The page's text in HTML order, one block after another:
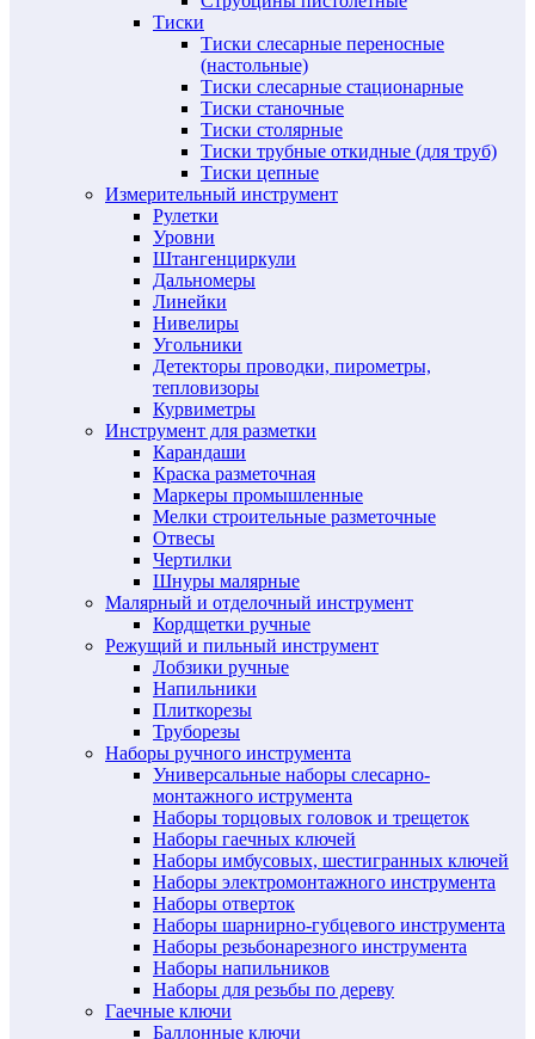
Тиски
Тиски слесарные переносные
(настольные)
Тиски слесарные стационарные
Тиски станочные
Тиски столярные
Тиски трубные откидные (для труб)
Тиски цепные
Измерительный инструмент
Рулетки
Уровни
Штангенциркули
Дальномеры
Линейки
Нивелиры
Угольники
Детекторы проводки, пирометры,
тепловизоры
Курвиметры
Инструмент для разметки
Карандаши
Краска разметочная
Маркеры промышленные
Мелки строительные разметочные
Отвесы
Чертилки
Шнуры малярные
Малярный и отделочный инструмент
Кордщетки ручные
Режущий и пильный инструмент
Лобзики ручные
Напильники
Плиткорезы
Труборезы
Наборы ручного инструмента
Универсальные наборы слесарно-
монтажного иструмента
Наборы торцовых головок и трещеток
Наборы гаечных ключей
Наборы имбусовых, шестигранных ключей
Наборы электромонтажного инструмента
Наборы отверток
Наборы шарнирно-губцевого инструмента
Наборы резьбонарезного инструмента
Наборы напильников
Наборы для резьбы по дереву
Гаечные ключи
Баллонные ключи